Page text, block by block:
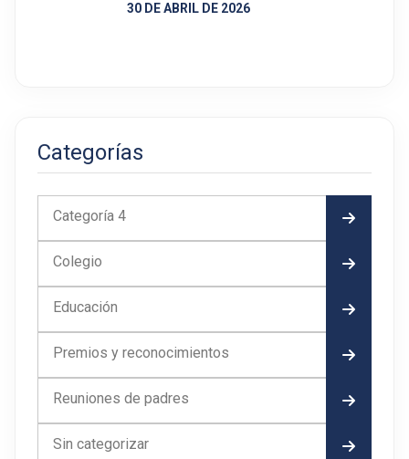
30 DE ABRIL DE 2026
Categorías
Categoría 4
Colegio
Educación
Premios y reconocimientos
Reuniones de padres
Sin categorizar